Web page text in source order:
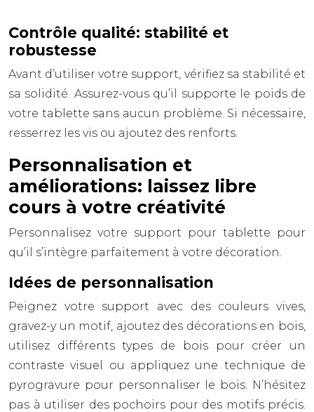
Contrôle qualité: stabilité et
robustesse
Avant d’utiliser votre support, vérifiez sa stabilité et
sa solidité. Assurez-vous qu’il supporte le poids de
votre tablette sans aucun problème. Si nécessaire,
resserrez les vis ou ajoutez des renforts.
Personnalisation et
améliorations: laissez libre
cours à votre créativité
Personnalisez votre support pour tablette pour
qu’il s’intègre parfaitement à votre décoration.
Idées de personnalisation
Peignez votre support avec des couleurs vives,
gravez-y un motif, ajoutez des décorations en bois,
utilisez différents types de bois pour créer un
contraste visuel ou appliquez une technique de
pyrogravure pour personnaliser le bois. N’hésitez
pas à utiliser des pochoirs pour des motifs précis.